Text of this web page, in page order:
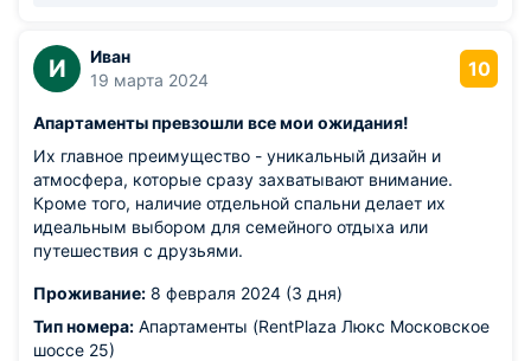
И
Иван
19 марта 2024
10
Апартаменты превзошли все мои ожидания!
Их главное преимущество - уникальный дизайн и
атмосфера, которые сразу захватывают внимание.
Кроме того, наличие отдельной спальни делает их
идеальным выбором для семейного отдыха или
путешествия с друзьями.
Проживание: 8 февраля 2024 (3 дня)
Тип номера: Апартаменты (RentPlaza Люкс Московское
шоссе 25)